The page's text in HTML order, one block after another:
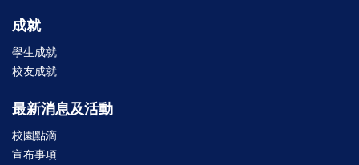
成就
學生成就
校友成就
最新消息及活動
校園點滴
宣布事項